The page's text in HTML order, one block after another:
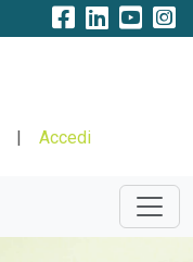
| Accedi